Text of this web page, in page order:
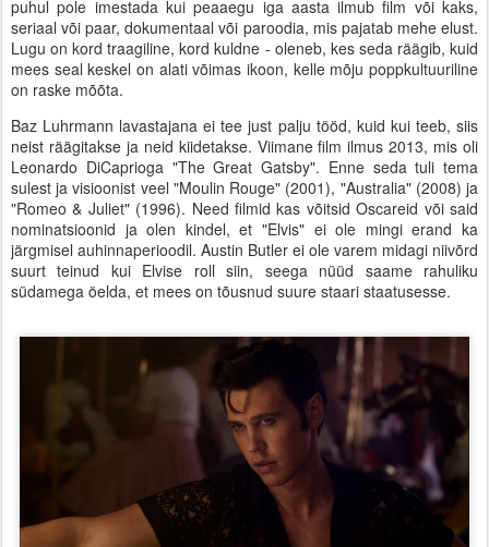
puhul pole imestada kui peaaegu iga aasta ilmub film või kaks,
seriaal või paar, dokumentaal või paroodia, mis pajatab mehe elust.
Lugu on kord traagiline, kord kuldne - oleneb, kes seda räägib, kuid
mees seal keskel on alati võimas ikoon, kelle mõju poppkultuuriline
on raske mõõta.
Baz Luhrmann lavastajana ei tee just palju tööd, kuid kui teeb, siis
neist räägitakse ja neid kiidetakse. Viimane film ilmus 2013, mis oli
Leonardo DiCaprioga "The Great Gatsby". Enne seda tuli tema
sulest ja visioonist veel "Moulin Rouge" (2001), "Australia" (2008) ja
"Romeo & Juliet" (1996). Need filmid kas võitsid Oscareid või said
nominatsioonid ja olen kindel, et "Elvis" ei ole mingi erand ka
järgmisel auhinnaperioodil. Austin Butler ei ole varem midagi niivõrd
suurt teinud kui Elvise roll siin, seega nüüd saame rahuliku
südamega öelda, et mees on tõusnud suure staari staatusesse.